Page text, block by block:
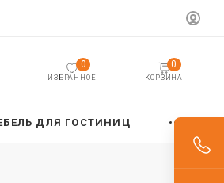
ИЗБРАННОЕ
0
КОРЗИНА
0
ДЛЯ ГОСТИНИЦ